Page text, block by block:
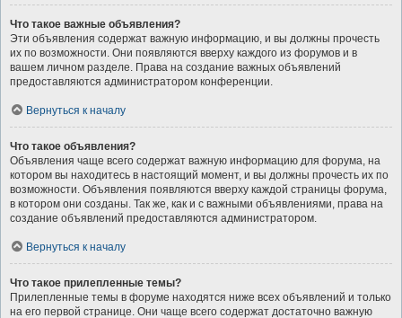
Что такое важные объявления?
Эти объявления содержат важную информацию, и вы должны прочесть
их по возможности. Они появляются вверху каждого из форумов и в
вашем личном разделе. Права на создание важных объявлений
предоставляются администратором конференции.
Вернуться к началу
Что такое объявления?
Объявления чаще всего содержат важную информацию для форума, на
котором вы находитесь в настоящий момент, и вы должны прочесть их по
возможности. Объявления появляются вверху каждой страницы форума,
в котором они созданы. Так же, как и с важными объявлениями, права на
создание объявлений предоставляются администратором.
Вернуться к началу
Что такое прилепленные темы?
Прилепленные темы в форуме находятся ниже всех объявлений и только
на его первой странице. Они чаще всего содержат достаточно важную